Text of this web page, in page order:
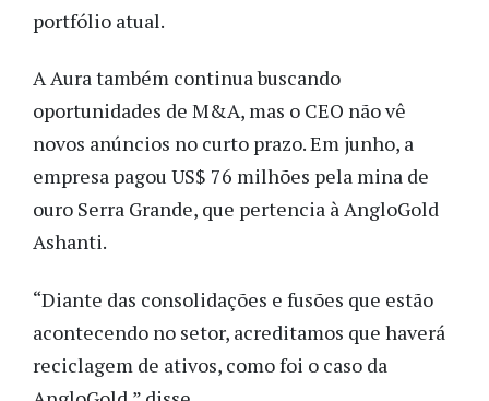
portfólio atual.
A Aura também continua buscando
oportunidades de M&A, mas o CEO não vê
novos anúncios no curto prazo. Em junho, a
empresa pagou US$ 76 milhões pela mina de
ouro Serra Grande, que pertencia à AngloGold
Ashanti.
“Diante das consolidações e fusões que estão
acontecendo no setor, acreditamos que haverá
reciclagem de ativos, como foi o caso da